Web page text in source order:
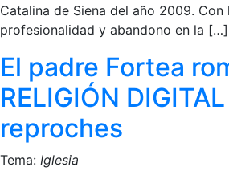
Catalina de Siena del año 2009. Con
profesionalidad y abandono en la […]
El padre Fortea
RELIGIÓN
reproches
Tema: Iglesia